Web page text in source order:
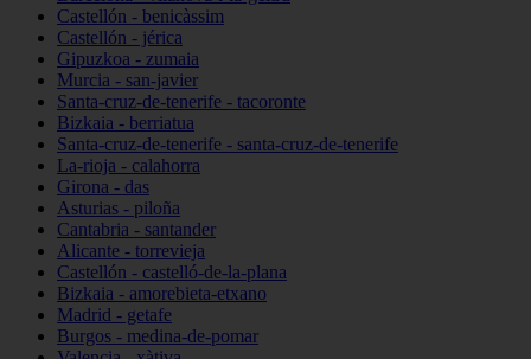
Castellón - benicàssim
Castellón - jérica
Gipuzkoa - zumaia
Murcia - san-javier
Santa-cruz-de-tenerife - tacoronte
Bizkaia - berriatua
Santa-cruz-de-tenerife - santa-cruz-de-tenerife
La-rioja - calahorra
Girona - das
Asturias - piloña
Cantabria - santander
Alicante - torrevieja
Castellón - castelló-de-la-plana
Bizkaia - amorebieta-etxano
Madrid - getafe
Burgos - medina-de-pomar